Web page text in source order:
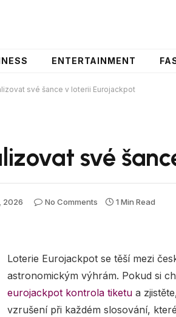
ENTERTAINMENT
své šance v loterii Eurojackpot
své
2026 No Comments 1 Min Read
Loterie Eurojackpot se těší mezi
astronomickým výhrám. Pokud si
eurojackpot kontrola tiketu a
vzrušení při každém slosování,